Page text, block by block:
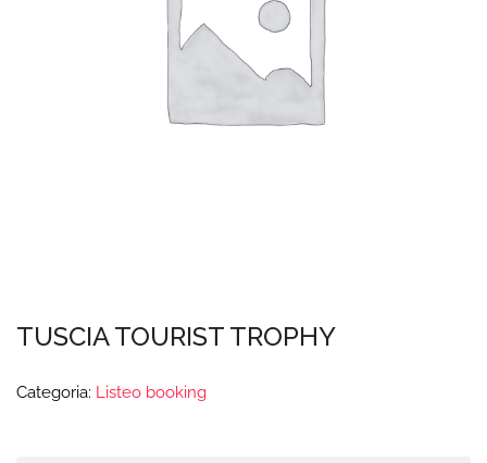
TUSCIA TOURIST TROPHY
Categoria: Listeo booking